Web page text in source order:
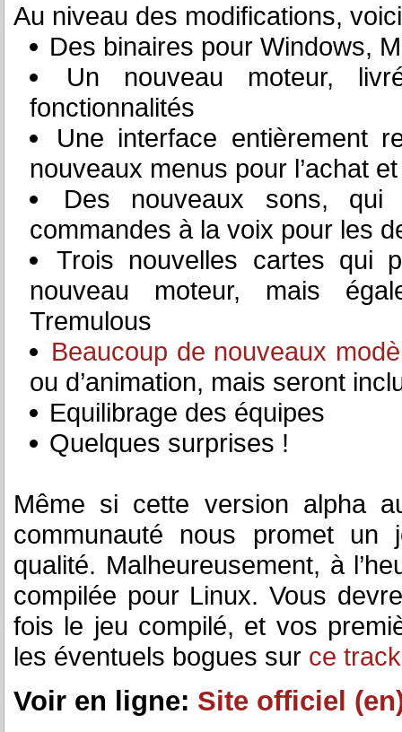
Au niveau des modifications,
Des binaires pour Windows,
Un nouveau moteur,
fonctionnalités
Une interface entièrement
nouveaux menus pour l’achat
Des nouveaux sons, qui
commandes à la voix pour les
Trois nouvelles cartes qui
nouveau moteur, mais
Tremulous
Beaucoup de nouveaux
ou d’animation, mais seront
Equilibrage des équipes
Quelques surprises !
Même si cette version alpha
communauté nous promet un
qualité. Malheureusement, à
compilée pour Linux. Vous
fois le jeu compilé, et vos
les éventuels bogues sur ce
Voir en ligne: Site officiel